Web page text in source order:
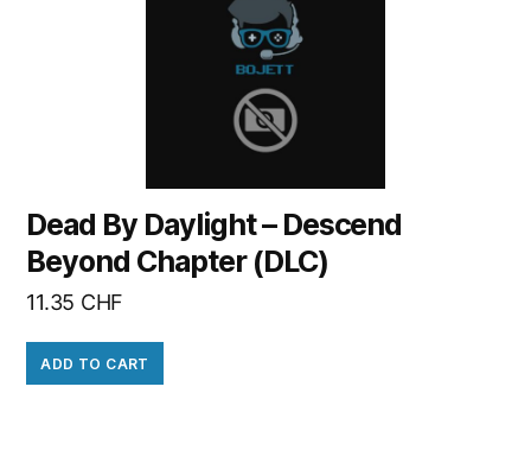
Dead By Daylight – Descend
Beyond Chapter (DLC)
11.35 CHF
ADD TO CART